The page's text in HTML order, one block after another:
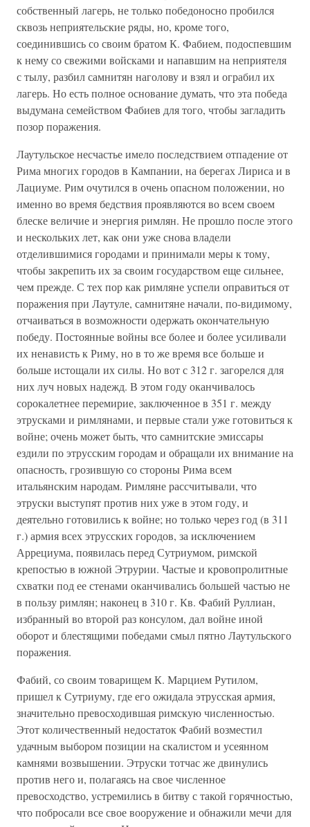
собственный лагерь, не только победоносно пробился
сквозь неприятельские ряды, но, кроме того,
соединившись со своим братом К. Фабием, подоспевшим
к нему со свежими войсками и напавшим на неприятеля
с тылу, разбил самнитян наголову и взял и ограбил их
лагерь. Но есть полное основание думать, что эта победа
выдумана семейством Фабиев для того, чтобы загладить
позор поражения.
Лаутульское несчастье имело последствием отпадение от
Рима многих городов в Кампании, на берегах Лириса и в
Лациуме. Рим очутился в очень опасном положении, но
именно во время бедствия проявляются во всем своем
блеске величие и энергия римлян. Не прошло после этого
и нескольких лет, как они уже снова владели
отделившимися городами и принимали меры к тому,
чтобы закрепить их за своим государством еще сильнее,
чем прежде. С тех пор как римляне успели оправиться от
поражения при Лаутуле, самнитяне начали, по-видимому,
отчаиваться в возможности одержать окончательную
победу. Постоянные войны все более и более усиливали
их ненависть к Риму, но в то же время все больше и
больше истощали их силы. Но вот с 312 г. загорелся для
них луч новых надежд. В этом году оканчивалось
сорокалетнее перемирие, заключенное в 351 г. между
этрусками и римлянами, и первые стали уже готовиться к
войне; очень может быть, что самнитские эмиссары
ездили по этрусским городам и обращали их внимание на
опасность, грозившую со стороны Рима всем
итальянским народам. Римляне рассчитывали, что
этруски выступят против них уже в этом году, и
деятельно готовились к войне; но только через год (в 311
г.) армия всех этрусских городов, за исключением
Аррециума, появилась перед Сутриумом, римской
крепостью в южной Этрурии. Частые и кровопролитные
схватки под ее стенами оканчивались большей частью не
в пользу римлян; наконец в 310 г. Кв. Фабий Руллиан,
избранный во второй раз консулом, дал войне иной
оборот и блестящими победами смыл пятно Лаутульского
поражения.
Фабий, со своим товарищем К. Марцием Рутилом,
пришел к Сутриуму, где его ожидала этрусская армия,
значительно превосходившая римскую численностью.
Этот количественный недостаток Фабий возместил
удачным выбором позиции на скалистом и усеянном
камнями возвышении. Этруски тотчас же двинулись
против него и, полагаясь на свое численное
превосходство, устремились в битву с такой горячностью,
что побросали все свое вооружение и обнажили мечи для